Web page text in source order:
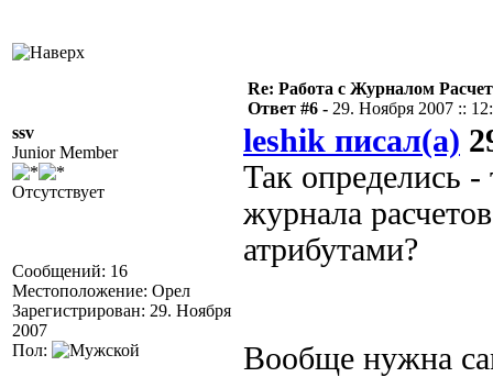
ssv
Junior Member
Отсутствует
Сообщений: 16
Местоположение: Орел
Зарегистрирован: 29. Ноября
2007
Пол:
Re: Работа с Журналом
Ответ #6 - 29. Ноября 2007 ::
leshik писал(а)
Так определись -
журнала
атрибутами?
Вообще нужна